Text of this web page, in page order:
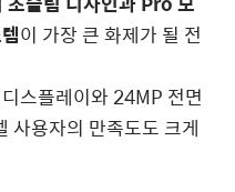
이 가장 큰 화제가 될 전
스플레이와 24MP 전면
사용자의 만족도도 크게